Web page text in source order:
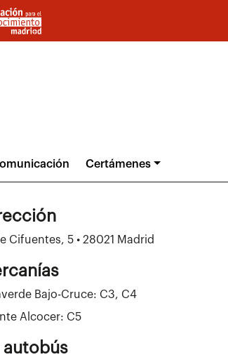
Certámenes
Cifuentes, 5 • 28021 Madrid
Bajo-Cruce: C3, C4
Alcocer: C5
autobús